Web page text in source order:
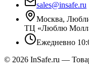
sales@insafe.ru
Москва,
ТЦ «Люблю
Ежедневно
© 2026 InSafe.ru —